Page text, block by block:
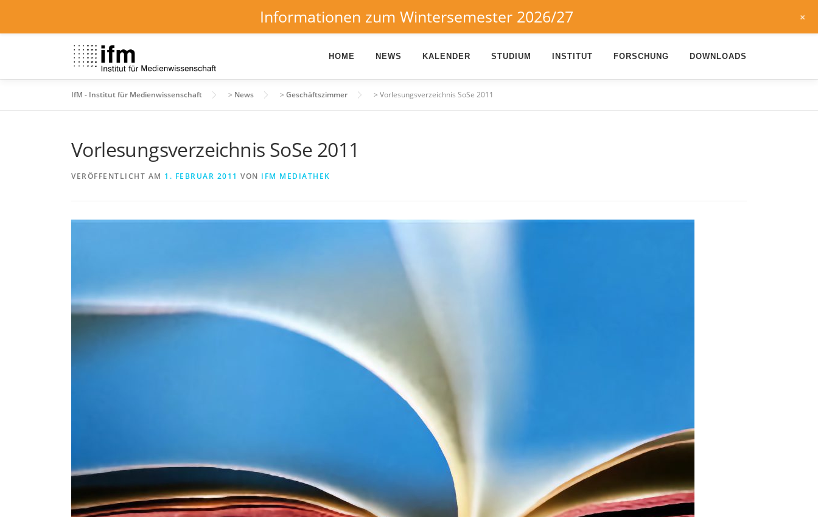
HOME NEWS KALENDER STUDIUM INSTITUT FORSCHUNG DOWNLOADS
IfM - Institut für Medienwissenschaft > News > Geschäftszimmer > Vorlesungsverzeichnis SoSe 2011
Vorlesungsverzeichnis SoSe 2011
VERÖFFENTLICHT AM 1. FEBRUAR 2011 VON IFM MEDIATHEK
Informationen zum Wintersemester 2026/27 +